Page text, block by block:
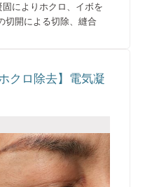
固によりホクロ、イボを
切開による切除、縫合
クロ除去】電気凝